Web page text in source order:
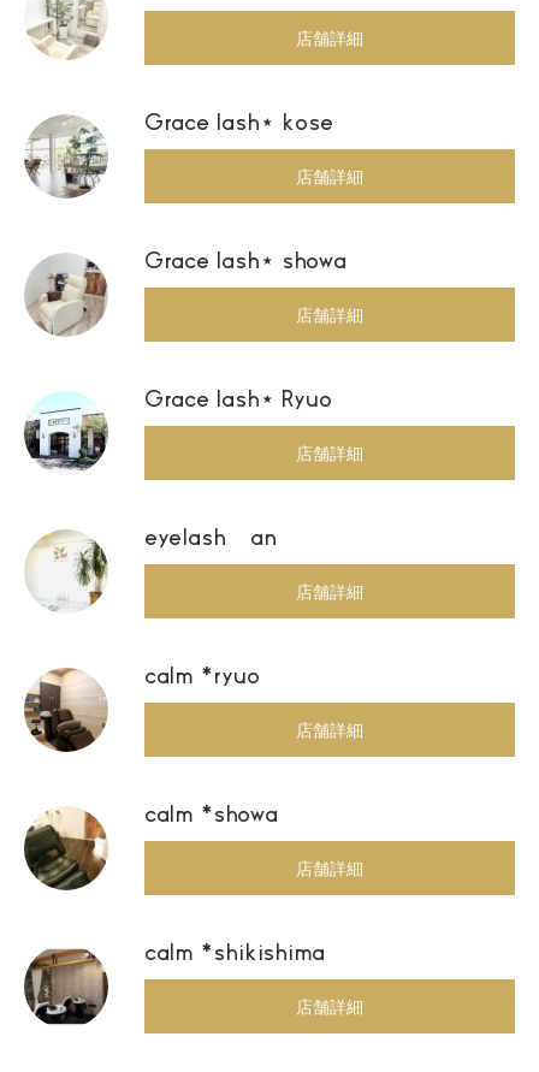
店舗詳細
Grace lash⋆ kose
店舗詳細
Grace lash⋆ showa
店舗詳細
Grace lash⋆ Ryuo
店舗詳細
eyelash an
店舗詳細
calm *ryuo
店舗詳細
calm *showa
店舗詳細
calm *shikishima
店舗詳細